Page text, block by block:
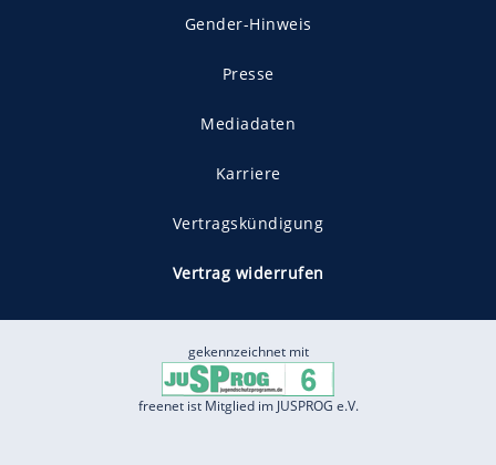
Gender-Hinweis
Presse
Mediadaten
Karriere
Vertragskündigung
Vertrag widerrufen
gekennzeichnet mit
freenet ist Mitglied im JUSPROG e.V.